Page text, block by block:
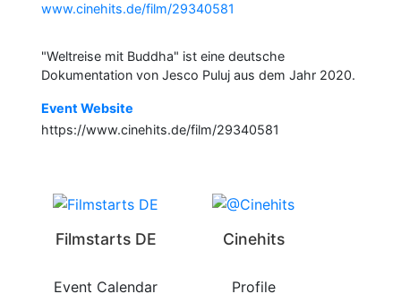
www.cinehits.de/film/29340581
"Weltreise mit Buddha" ist eine deutsche
Dokumentation von Jesco Puluj aus dem Jahr 2020.
Event Website
https://www.cinehits.de/film/29340581
Filmstarts DE
Event Calendar
Cinehits
Profile